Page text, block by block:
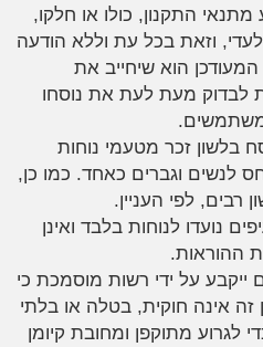
מתנאי התקנון, כולו או חלקו,
וזאת בכל עת וללא הודעה
הוא שיחייב את
לבדוק מעת לעת את נוסחו
בלשון זכר מטעמי נוחות
לנשים וגברים כאחד. כמו כן,
רבים, לפי העניין.
נועדו לנוחות בלבד ואינן
ההוראות.
על ידי רשות מוסמכת כי
זה אינה חוקית, בטלה או בלתי
לגרוע מתוקפן ומחובת קיומן